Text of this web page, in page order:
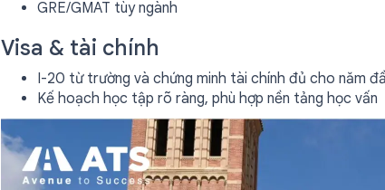
GRE/GMAT tùy ngành
Visa & tài chính
I-20 từ trường và chứng minh tài chính đủ cho năm
Kế hoạch học tập rõ ràng, phù hợp nền tảng học vấn